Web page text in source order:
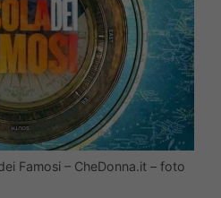
Famosi – CheDonna.it – foto